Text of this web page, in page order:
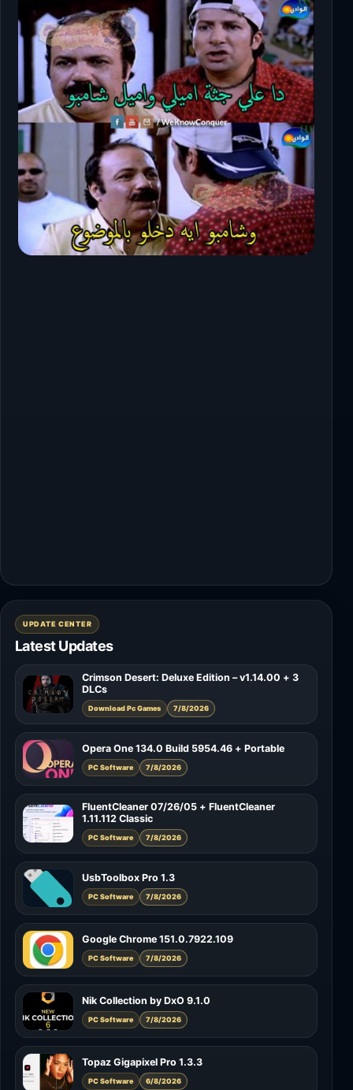
UPDATE CENTER
Latest Updates
Crimson Desert: Deluxe Edition – v1.14.00 + 3
DLCs
Download Pc Games 7/8/2026
Opera One 134.0 Build 5954.46 + Portable
PC Software 7/8/2026
FluentCleaner 07/26/05 + FluentCleaner
1.11.112 Classic
PC Software 7/8/2026
UsbToolbox Pro 1.3
PC Software 7/8/2026
Google Chrome 151.0.7922.109
PC Software 7/8/2026
Nik Collection by DxO 9.1.0
PC Software 7/8/2026
Topaz Gigapixel Pro 1.3.3
PC Software 6/8/2026